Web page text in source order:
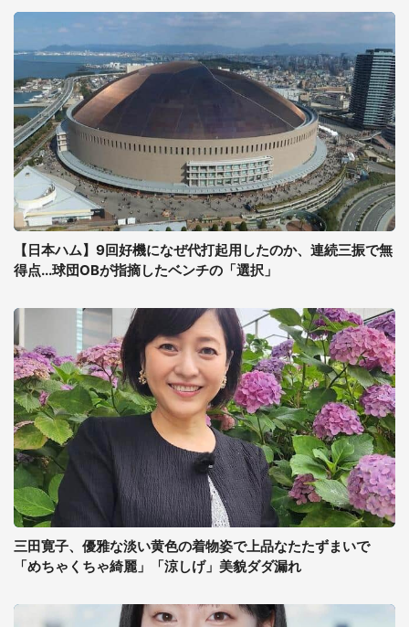
【日本ハム】9回好機になぜ代打起用したのか、連続三振で無
得点...球団OBが指摘したベンチの「選択」
三田寛子、優雅な淡い黄色の着物姿で上品なたたずまいで
「めちゃくちゃ綺麗」「涼しげ」美貌ダダ漏れ